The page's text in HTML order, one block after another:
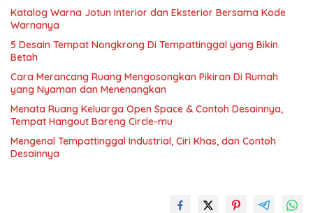
Katalog Warna Jotun Interior dan Eksterior Bersama Kode
Warnanya
5 Desain Tempat Nongkrong Di Tempattinggal yang Bikin
Betah
Cara Merancang Ruang Mengosongkan Pikiran Di Rumah
yang Nyaman dan Menenangkan
Menata Ruang Keluarga Open Space & Contoh Desainnya,
Tempat Hangout Bareng Circle-mu
Mengenal Tempattinggal Industrial, Ciri Khas, dan Contoh
Desainnya